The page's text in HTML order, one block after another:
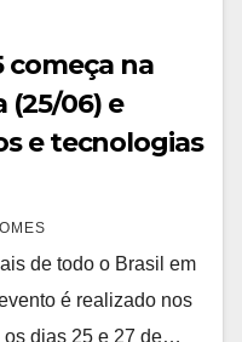
começa na
06) e
e tecnologias
de todo o Brasil em
é realizado nos
os dias 25 e 27 de…